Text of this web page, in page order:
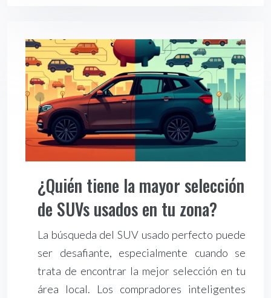
¿Quién tiene la mayor selección
de SUVs usados en tu zona?
La búsqueda del SUV usado perfecto puede
ser desafiante, especialmente cuando se
trata de encontrar la mejor selección en tu
área local. Los compradores inteligentes